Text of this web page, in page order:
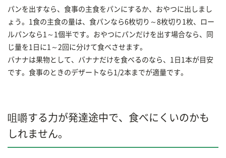
パンを出すなら、食事の主食をパンにするか、おやつに出しまし
ょう。1食の主食の量は、食パンなら6枚切り～8枚切り1枚、ロー
ルパンなら1～1個半です。おやつにパンだけを出す場合なら、同
じ量を1日に1～2回に分けて食べさせます。
バナナは果物として、バナナだけを食べるのなら、1日1本が目安
です。食事のときのデザートなら1/2本までが適量です。
咀嚼する力が発達途中で、食べにくいのかも
しれません。